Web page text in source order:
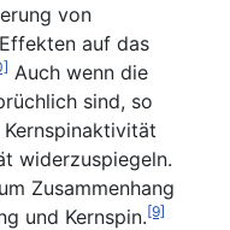
von
auf das
Auch wenn die
sind, so
widerzuspiegeln.
Zusammenhang
und Kernspin.[9]